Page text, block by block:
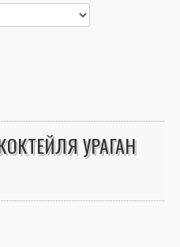
УРАГАН